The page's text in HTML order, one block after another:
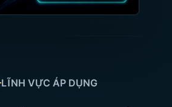
LĨNH VỰC ÁP DỤNG